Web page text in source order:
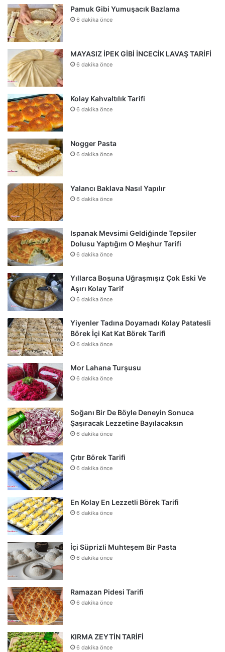
Pamuk Gibi Yumuşacık Bazlama
6 dakika önce
MAYASIZ İPEK GİBİ İNCECİK LAVAŞ TARİFİ
6 dakika önce
Kolay Kahvaltılık Tarifi
6 dakika önce
Nogger Pasta
6 dakika önce
Yalancı Baklava Nasıl Yapılır
6 dakika önce
Ispanak Mevsimi Geldiğinde Tepsiler
Dolusu Yaptığım O Meşhur Tarifi
6 dakika önce
Yıllarca Boşuna Uğraşmışız Çok Eski Ve
Aşırı Kolay Tarif
6 dakika önce
Yiyenler Tadına Doyamadı Kolay Patatesli
Börek İçi Kat Kat Börek Tarifi
6 dakika önce
Mor Lahana Turşusu
6 dakika önce
Soğanı Bir De Böyle Deneyin Sonuca
Şaşıracak Lezzetine Bayılacaksın
6 dakika önce
Çıtır Börek Tarifi
6 dakika önce
En Kolay En Lezzetli Börek Tarifi
6 dakika önce
İçi Süprizli Muhteşem Bir Pasta
6 dakika önce
Ramazan Pidesi Tarifi
6 dakika önce
KIRMA ZEYTİN TARİFİ
6 dakika önce